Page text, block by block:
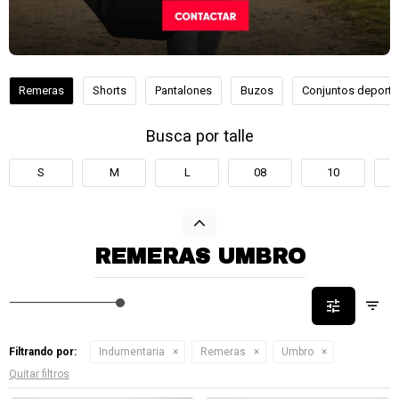
Remeras Shorts Pantalones Buzos Conjuntos
Busca por talle
S M L 08 10
REMERAS UMBRO
Filtrando por: Indumentaria Remeras
Umbro
Quitar filtros